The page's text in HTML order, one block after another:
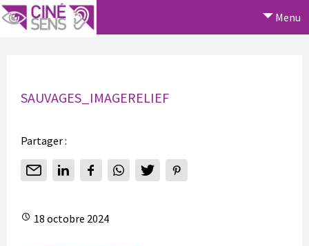
Menu
SAUVAGES_IMAGERELIEF
Partager :
18 octobre 2024